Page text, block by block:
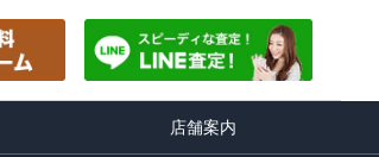
店舗案内